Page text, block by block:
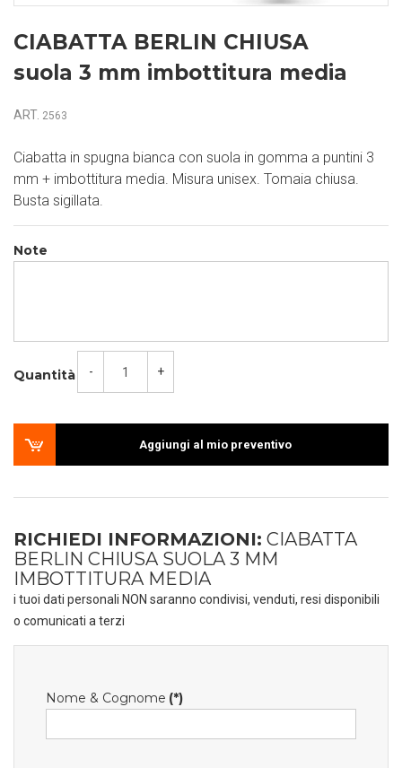
CIABATTA BERLIN CHIUSA
suola 3 mm imbottitura media
ART. 2563
Ciabatta in spugna bianca con suola in gomma a puntini 3
mm + imbottitura media. Misura unisex. Tomaia chiusa.
Busta sigillata.
Note
Quantità - +
Aggiungi al mio preventivo
RICHIEDI INFORMAZIONI: CIABATTA
BERLIN CHIUSA SUOLA 3 MM
IMBOTTITURA MEDIA
i tuoi dati personali NON saranno condivisi, venduti, resi disponibili
o comunicati a terzi
Nome & Cognome (*)